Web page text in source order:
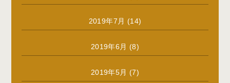
2019年7月 (14)
2019年6月 (8)
2019年5月 (7)